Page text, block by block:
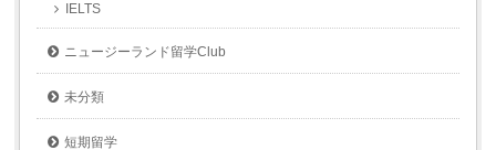
IELTS
ニュージーランド留学Club
未分類
短期留学